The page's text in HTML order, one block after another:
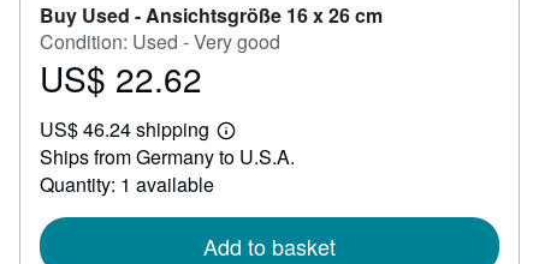
Buy Used -Ansichtsgröße 16 x 26 cm
Condition: Used - Very good
Price
22.62
US$ 22.62
US$ 46.24 shipping
Learn
more
Ships from Germany to U.S.A.
Quantity: 1 available
Add to basket